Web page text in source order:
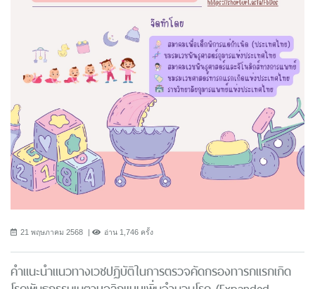
21 พฤษภาคม 2568 อ่าน 1,746 ครั้ง
คำแนะนำแนวทางเวชปฏิบัติในการตรวจคัดกรองทารกแรกเกิด